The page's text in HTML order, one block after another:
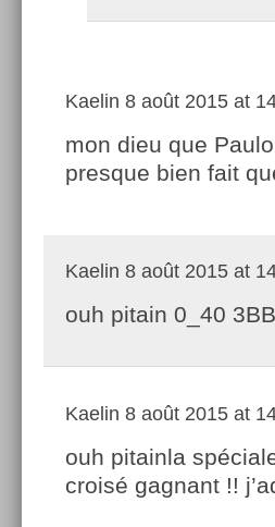
Kaelin 8 août 2015 at
mon dieu que
presque bien fait
Kaelin 8 août 2015 at
ouh pitain 0_40
Kaelin 8 août 2015 at
ouh pitainla
croisé gagnant !!